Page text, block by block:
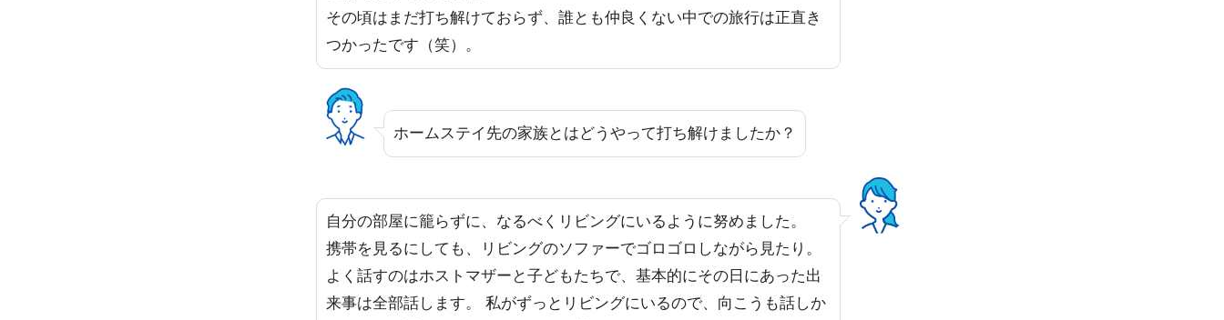
その頃はまだ打ち解けておらず、誰とも仲良くない中での旅行は正直き
つかったです（笑）。
ホームステイ先の家族とはどうやって打ち解けましたか？
自分の部屋に籠らずに、なるべくリビングにいるように努めました。
携帯を見るにしても、リビングのソファーでゴロゴロしながら見たり。
よく話すのはホストマザーと子どもたちで、基本的にその日にあった出
来事は全部話します。 私がずっとリビングにいるので、向こうも話しか